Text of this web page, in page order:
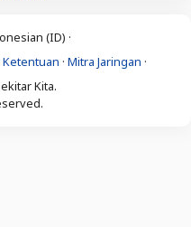
(ID) ·
Ketentuan · Mitra Jaringan ·
Kita.